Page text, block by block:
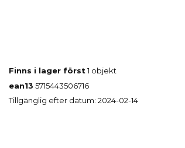
Finns i lager först1 objekt
ean13 5715443506716
Tillgänglig efter datum: 2024-02-14